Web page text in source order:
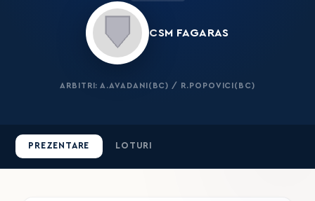
CSM FAGARAS
ARBITRI: A.AVADANI(BC) / R.POPOVICI(BC)
PREZENTARE LOTURI